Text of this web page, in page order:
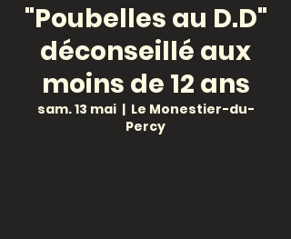
"Poubelles au D.D"
déconseillé aux
moins de 12 ans
sam. 13 mai
  |
Le Monestier-du-
Percy